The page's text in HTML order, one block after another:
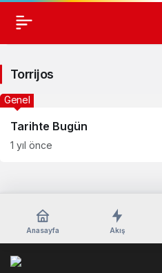
Torrijos
Haberleri
Torrijos
Tarihte Bugün
Genel
1 yıl önce
Anasayfa Akış